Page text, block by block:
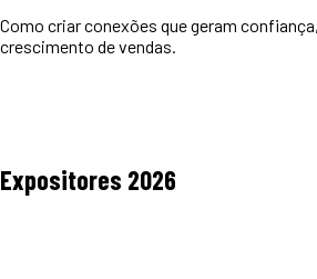
Como criar conexões que geram
crescimento de vendas.
Expositores 2026